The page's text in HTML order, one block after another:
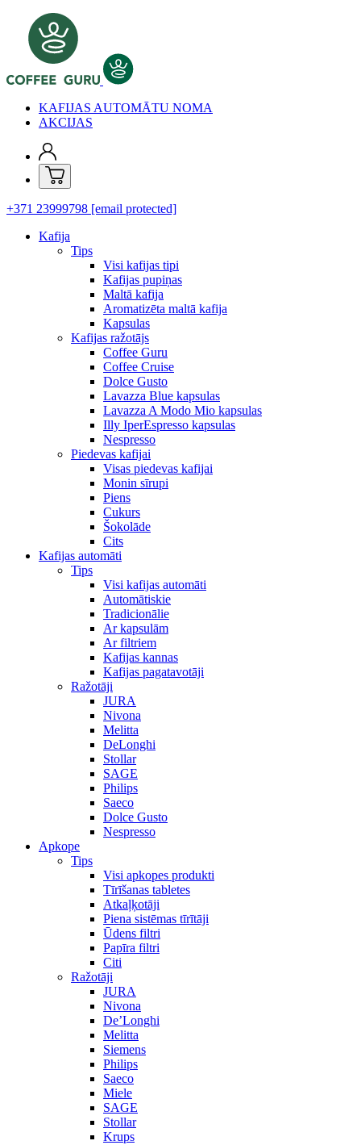
KAFIJAS AUTOMĀTU NOMA
AKCIJAS
+371 23999798 [email protected]
Kafija
Tips
Visi kafijas tipi
Kafijas pupiņas
Maltā kafija
Aromatizēta maltā kafija
Kapsulas
Kafijas ražotājs
Coffee Guru
Coffee Cruise
Dolce Gusto
Lavazza Blue kapsulas
Lavazza A Modo Mio kapsulas
Illy IperEspresso kapsulas
Nespresso
Piedevas kafijai
Visas piedevas kafijai
Monin sīrupi
Piens
Cukurs
Šokolāde
Cits
Kafijas automāti
Tips
Visi kafijas automāti
Automātiskie
Tradicionālie
Ar kapsulām
Ar filtriem
Kafijas kannas
Kafijas pagatavotāji
Ražotāji
JURA
Nivona
Melitta
DeLonghi
Stollar
SAGE
Philips
Saeco
Dolce Gusto
Nespresso
Apkope
Tips
Visi apkopes produkti
Tīrīšanas tabletes
Atkaļķotāji
Piena sistēmas tīrītāji
Ūdens filtri
Papīra filtri
Citi
Ražotāji
JURA
Nivona
De’Longhi
Melitta
Siemens
Philips
Saeco
Miele
SAGE
Stollar
Krups